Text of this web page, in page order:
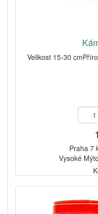
Velikost 15-30
Praha 7
Vysoké